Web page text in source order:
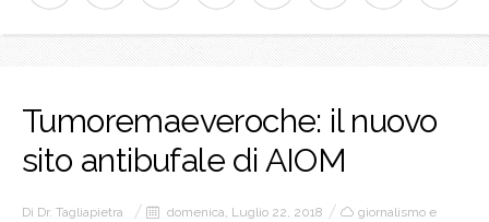
Tumoremaeveroche: il nuovo
sito antibufale di AIOM
Di Dr. Tagliapietra domenica, Luglio 22, 2018
giornalismo e